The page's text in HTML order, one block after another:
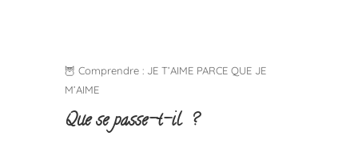
🦉 Comprendre : JE T’AIME PARCE QUE JE
M’AIME
Que se passe-t-il ?